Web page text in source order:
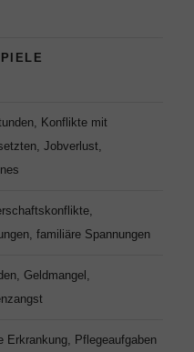
Konflikte mit
Jobverlust,
familiäre Spannungen
Geldmangel,
Erkrankung, Pflegeaufgaben